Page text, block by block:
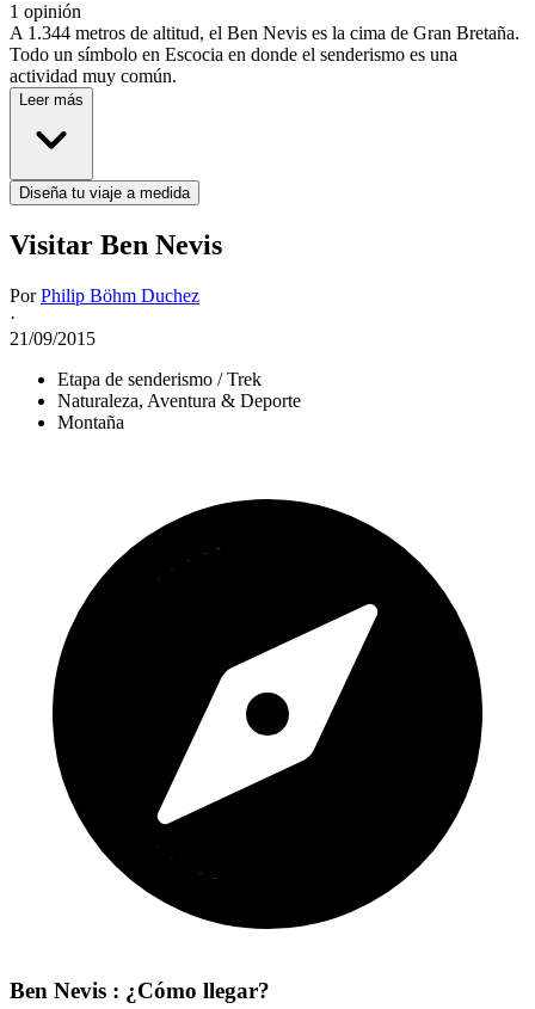
1 opinión
A 1.344 metros de altitud, el Ben Nevis es la cima de Gran Bretaña.
Todo un símbolo en Escocia en donde el senderismo es una
actividad muy común.
Leer más
Diseña tu viaje a medida
Visitar Ben Nevis
PorPhilip Böhm Duchez
·
21/09/2015
Etapa de senderismo / Trek
Naturaleza, Aventura & Deporte
Montaña
Ben Nevis : ¿Cómo llegar?